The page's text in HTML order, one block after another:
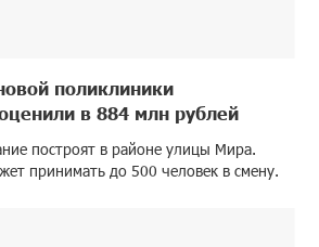
поликлиники
в 884 млн рублей
построят в районе улицы Мира.
принимать до 500 человек в смену.